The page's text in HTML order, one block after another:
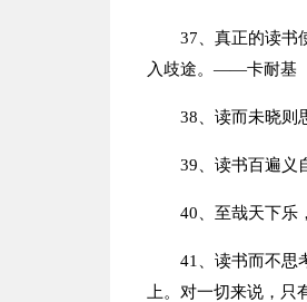
37、真正的读书
入歧途。——卡耐基
38、读而未晓则
39、读书百遍
40、至哉天下
41、读书而不思
上。对一切来说，只